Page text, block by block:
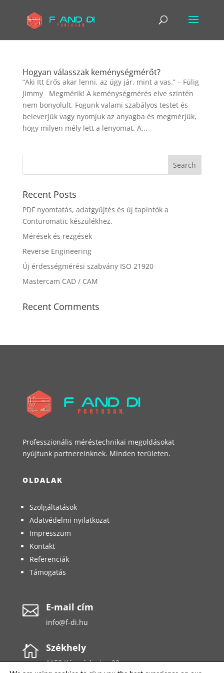
Hogyan válasszak keménységmérőt?
“Aki Itt Erős akar lenni, az úgy jár, mint a vas.” – Fülig
Jimmy Megmérik! A keménységmérés elve szintén
nem bonyolult. Fogunk valami szabályos testet és
beleverjük vagy nyomjuk az anyagba és megmérjük,
hogy milyen mély lett a lenyomat. A...
Recent Posts
PDF nyomtatás, adatgyűjtés és új tapintók a
Conturomatic készülékhez.
Mérések és rezgések
Reverse Engineering
Új érdességmérési szabvány ISO 21920
Mastercam CAD / CAM
Recent Comments
Professzionális méréstechnikai megoldásokat
nyújtunk partnereinknek. Minden területen.
OLDALAK
Szolgáltatások
Adatvédelmi nyilatkozat
Impresszum
Kontakt
Referenciák
Támogatás
 E-mail cím
info@f-di.hu
 Székhely
1158 Késmárk utca 32.